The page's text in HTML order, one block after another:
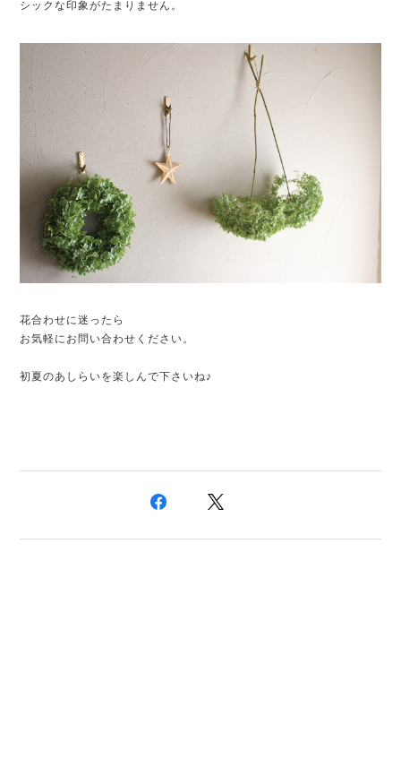
シックな印象がたまりません。
花合わせに迷ったら
お気軽にお問い合わせください。
初夏のあしらいを楽しんで下さいね♪